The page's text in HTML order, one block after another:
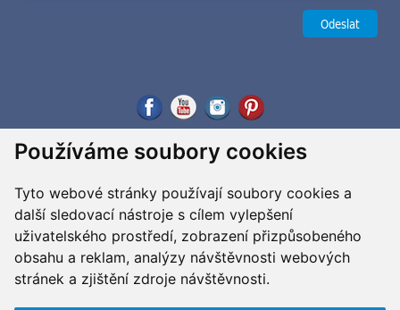
Používáme soubory cookies
Tyto webové stránky používají soubory cookies a
další sledovací nástroje s cílem vylepšení
uživatelského prostředí, zobrazení přizpůsobeného
obsahu a reklam, analýzy návštěvnosti webových
stránek a zjištění zdroje návštěvnosti.